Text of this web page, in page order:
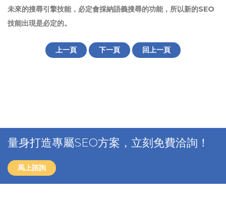
未來的搜尋引擎技能，必定會採納語義搜尋的功能，所以新的SEO
技能出現是必定的。
上一頁 下一頁 回上一頁
量身打造專屬SEO方案，立刻免費洽詢！
馬上諮詢